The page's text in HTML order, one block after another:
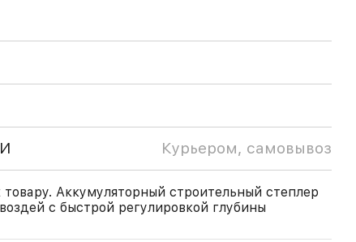
Курьером, самовывоз
Аккумуляторный строительный степлер
с быстрой регулировкой глубины